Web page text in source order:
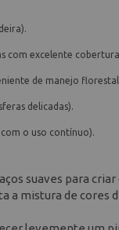
excelente cobertura
de manejo florestal
delicadas).
o uso contínuo).
suaves para criar
a mistura de